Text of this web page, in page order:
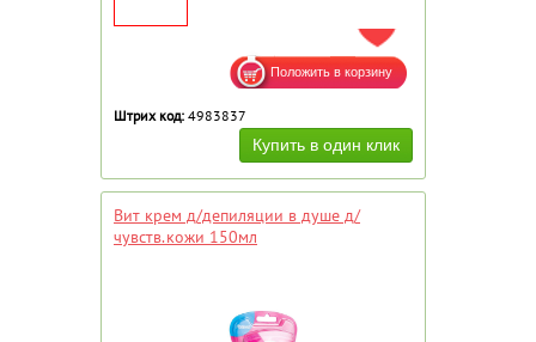
ДОБАВИТЬ В ИЗБРАННОЕ
Штрих код: 4983837
Вит крем д/депиляции в душе д/
чувств.кожи 150мл